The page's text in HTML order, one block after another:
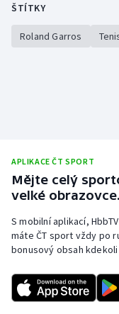
ŠTÍTKY
Roland Garros
APLIKACE ČT SPORT
Mějte celý
velké obrazovce.
S mobilní aplikací,
máte ČT sport vždy po
bonusový obsah